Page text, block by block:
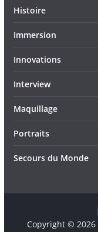
Histoire
Immersion
Innovations
Interview
Maquillage
Portraits
Secours du Monde
Copyright © 2026